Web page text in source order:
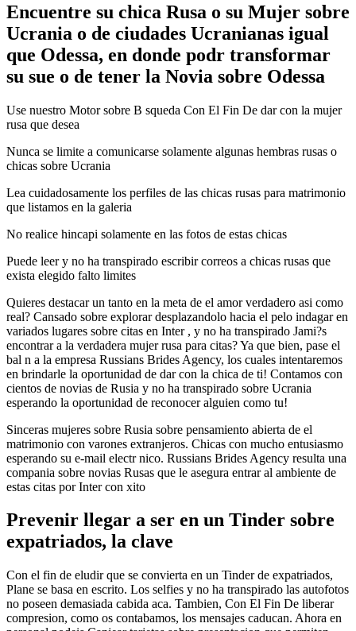
Encuentre su chica Rusa o su Mujer sobre
Ucrania o de ciudades Ucranianas igual
que Odessa, en donde podr transformar
su sue o de tener la Novia sobre Odessa
Use nuestro Motor sobre B squeda Con El Fin De dar con la mujer
rusa que desea
Nunca se limite a comunicarse solamente algunas hembras rusas o
chicas sobre Ucrania
Lea cuidadosamente los perfiles de las chicas rusas para matrimonio
que listamos en la galeria
No realice hincapi solamente en las fotos de estas chicas
Puede leer y no ha transpirado escribir correos a chicas rusas que
exista elegido falto limites
Quieres destacar un tanto en la meta de el amor verdadero asi­ como
real? Cansado sobre explorar desplazandolo hacia el pelo indagar en
variados lugares sobre citas en Inter , y no ha transpirado Jami?s
encontrar a la verdadera mujer rusa para citas? Ya que bien, pase el
bal n a la empresa Russians Brides Agency, los cuales intentaremos
en brindarle la oportunidad de dar con la chica de ti! Contamos con
cientos de novias de Rusia y no ha transpirado sobre Ucrania
esperando la oportunidad de reconocer alguien como tu!
Sinceras mujeres sobre Rusia sobre pensamiento abierta de el
matrimonio con varones extranjeros. Chicas con mucho entusiasmo
esperando su e-mail electr nico. Russians Brides Agency resulta una
compania sobre novias Rusas que le asegura entrar al ambiente de
estas citas por Inter con xito
Prevenir llegar a ser en un Tinder sobre
expatriados, la clave
Con el fin de eludir que se convierta en un Tinder de expatriados,
Plane se basa en escrito. Los selfies y no ha transpirado las autofotos
no poseen demasiada cabida aca. Tambien, Con El Fin De liberar
compresion, como os contabamos, los mensajes caducan. Ahora en